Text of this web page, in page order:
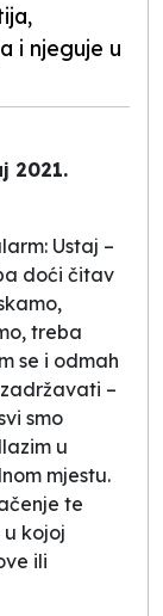
i njeguje u
2021.
Ustaj –
doći čitav
,
treba
se i odmah
–
smo
u
mjestu.
te
kojoj
ili